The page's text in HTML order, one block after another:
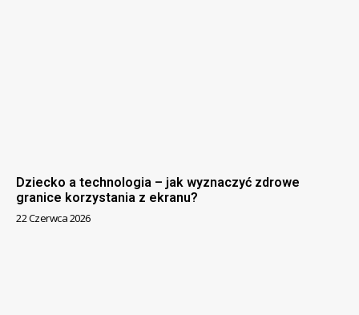
Dziecko a technologia – jak wyznaczyć zdrowe
granice korzystania z ekranu?
22 Czerwca 2026